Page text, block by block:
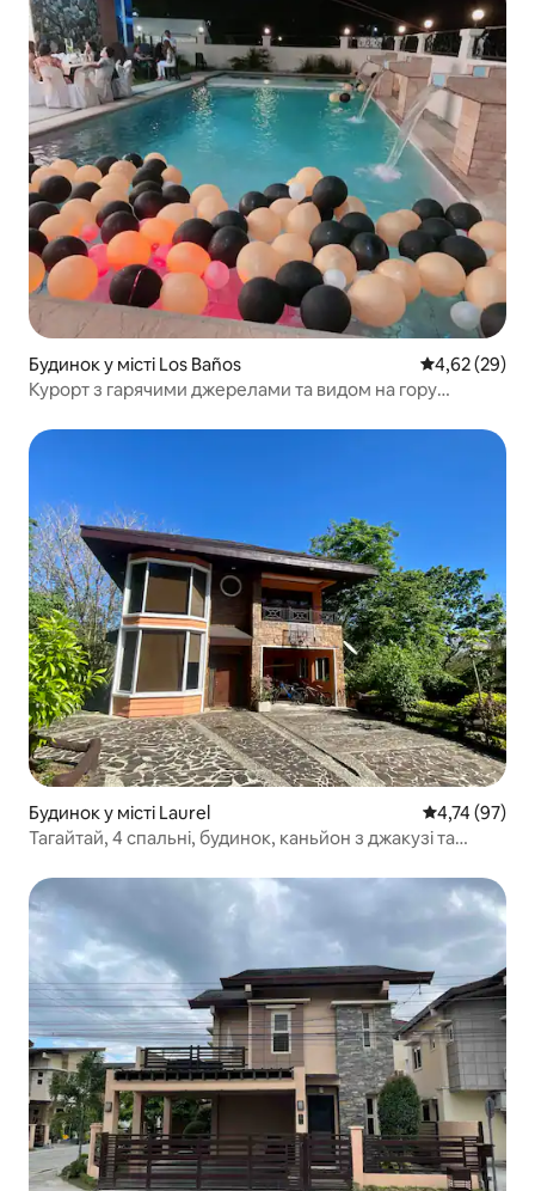
Будинок у місті Los Baños Середня
4,62 (29)
Курорт з гарячими джерелами та видом на гору
Будинок у місті Laurel Середня
4,74 (97)
Тагайтай, 4 спальні, будинок, каньйон з джакузі та